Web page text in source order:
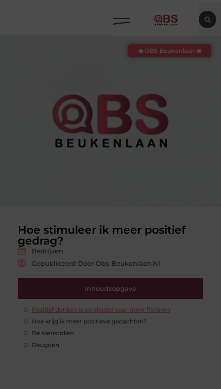
Hoe stimuleer ik meer positief
gedrag?
Bedrijven
Gepubliceerd Door Obs-Beukenlaan.nl
Inhoudsopgave
Positief denken is de sleutel naar meer floreren
Hoe krijg ik meer positieve gedachten?
De Mensrollen
Deugden
◉ OBS Beukenlaan ◉